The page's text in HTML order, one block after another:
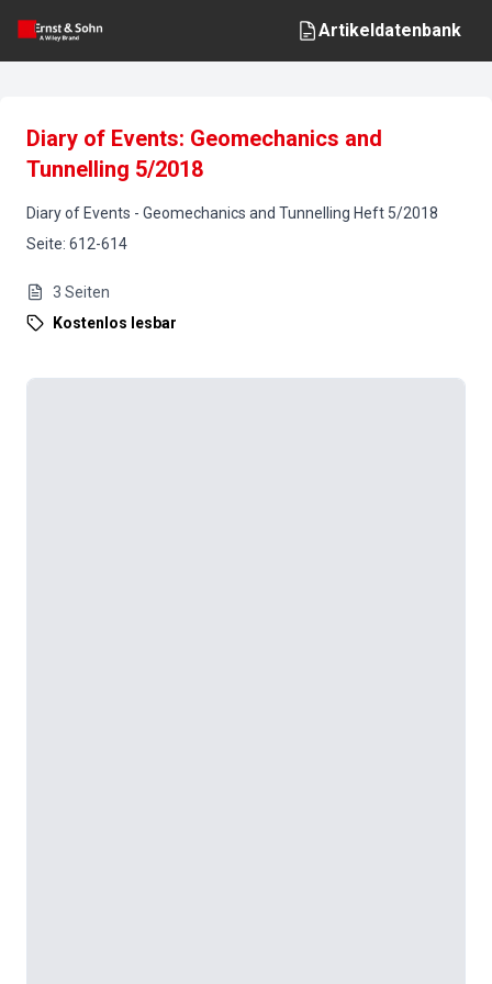
Artikeldatenbank
Diary of Events: Geomechanics and
Tunnelling 5/2018
Diary of Events - Geomechanics and Tunnelling Heft 5/2018
Seite: 612-614
3 Seiten
Kostenlos lesbar